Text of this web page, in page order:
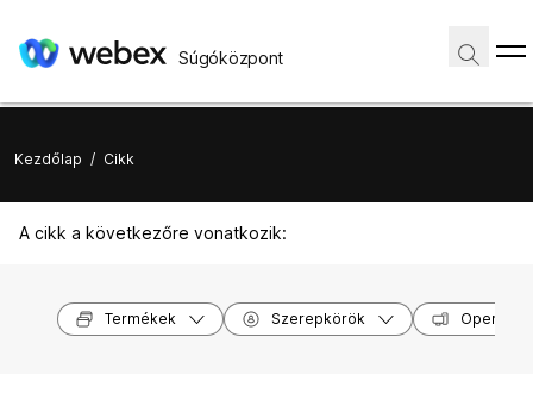
Súgóközpont
Kezdőlap / Cikk
A cikk a következőre vonatkozik:
Termékek Szerepkörök